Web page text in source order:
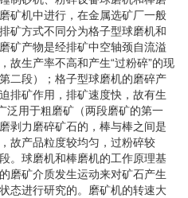
矿机中进行，在金属选矿厂一般
矿方式不同分为格子型球磨机和
矿产物是经排矿中空轴颈自流溢
故生产率不高和产生“过粉碎”的现
二段）；格子型球磨机的磨碎产
排矿作用，排矿速度快，故有生
泛用于粗磨矿（两段磨矿的第一
剥力磨碎矿石的，棒与棒之间是
故产品粒度较均匀，过粉碎较
。球磨机和棒磨机的工作原理基
磨矿介质发生运动来对矿石产生
态进行研究的。磨矿机的转速大